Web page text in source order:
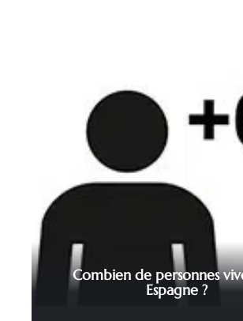
Combien de personnes
Espagne ?